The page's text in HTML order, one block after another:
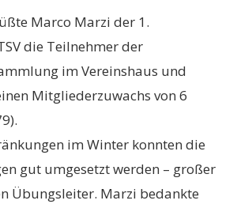
Marco Marzi der 1.
die Teilnehmer der
im Vereinshaus und
Mitgliederzuwachs von 6
im Winter konnten die
gut umgesetzt werden – großer
Übungsleiter. Marzi bedankte